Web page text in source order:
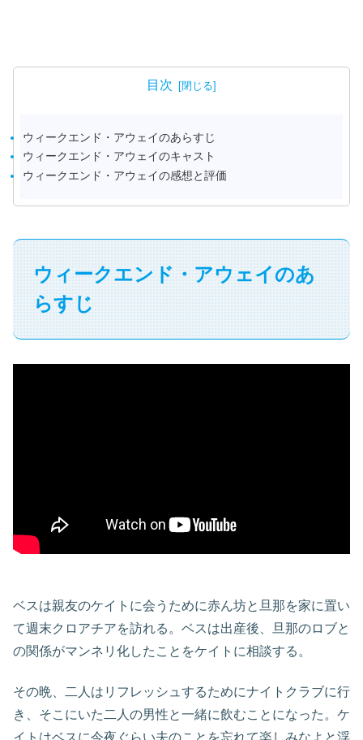
目次
ウィークエンド・アウェイのあらすじ
ウィークエンド・アウェイのキャスト
ウィークエンド・アウェイの感想と評価
ウィークエンド・アウェイのあ
らすじ
ベスは親友のケイトに会うために赤ん坊と旦那を家に置い
て週末クロアチアを訪れる。ベスは出産後、旦那のロブと
の関係がマンネリ化したことをケイトに相談する。
その晩、二人はリフレッシュするためにナイトクラブに行
き、そこにいた二人の男性と一緒に飲むことになった。ケ
イトはベスに今夜ぐらい夫のことを忘れて楽しみなよと浮